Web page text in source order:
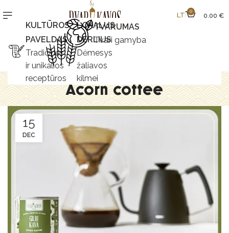
LT 0
0,00 €
KULTŪROS
PAVELDAS
Tradicinės
ir unikalios
receptūros
LOKALUS
DERLIUS
Dėmesys
žaliavos
kilmei
TVARUMAS
Tvari gamyba
Acorn coffee
15
DEC